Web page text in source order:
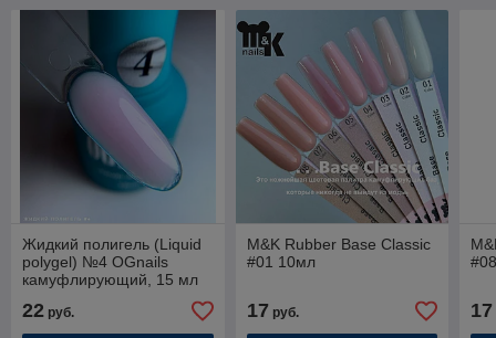
Жидкий полигель (Liquid
polygel) №4 OGnails
камуфлирующий, 15 мл
22 руб.
M&K Rubber Base Classic
#01 10мл
17 руб. 17